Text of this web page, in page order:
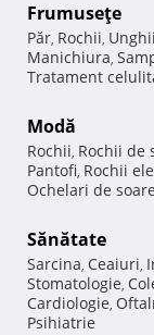
Frumuseţe
Păr, Rochii, Unghii
Manichiura,
Tratament
Modă
Rochii, Rochii de
Pantofi, Rochii
Ochelari de soare
Sănătate
Sarcina, Ceaiuri,
Stomatologie,
Cardiologie,
Psihiatrie